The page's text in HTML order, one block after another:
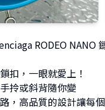
RODEO NANO
扣，一眼就愛上！
拎或斜背隨你變
，高品質的設計讓每